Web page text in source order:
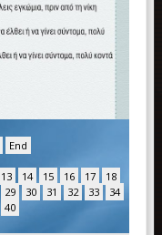
End
13 14 15 16 17
18
29 30 31 32 33
34
40